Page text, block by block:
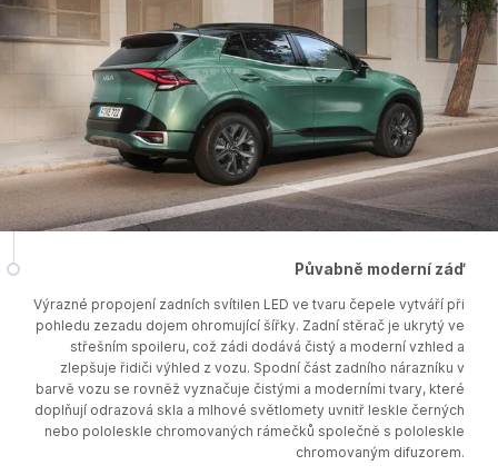
Půvabně moderní záď
Výrazné propojení zadních svítilen LED ve tvaru čepele vytváří při
pohledu zezadu dojem ohromující šířky. Zadní stěrač je ukrytý ve
střešním spoileru, což zádi dodává čistý a moderní vzhled a
zlepšuje řidiči výhled z vozu. Spodní část zadního nárazníku v
barvě vozu se rovněž vyznačuje čistými a moderními tvary, které
doplňují odrazová skla a mlhové světlomety uvnitř leskle černých
nebo pololeskle chromovaných rámečků společně s pololeskle
chromovaným difuzorem.